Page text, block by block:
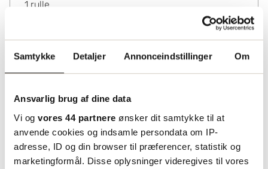
Samtykke Detaljer Annonceindstillinger Om
Ansvarlig brug af dine data
Vi og vores 44 partnere ønsker dit samtykke til at
anvende cookies og indsamle persondata om IP-
adresse, ID og din browser til præferencer, statistik og
marketingformål. Disse oplysninger videregives til vores
1 rulle